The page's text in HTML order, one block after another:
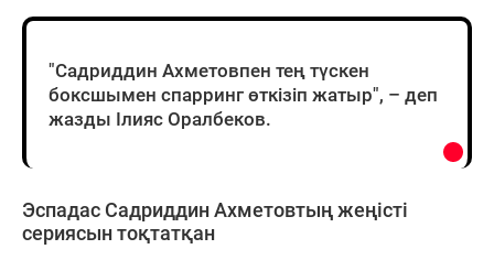
"Садриддин Ахметовпен тең түскен
боксшымен спарринг өткізіп жатыр", – деп
жазды Ілияс Оралбеков.
Эспадас Садриддин Ахметовтың жеңісті
сериясын тоқтатқан